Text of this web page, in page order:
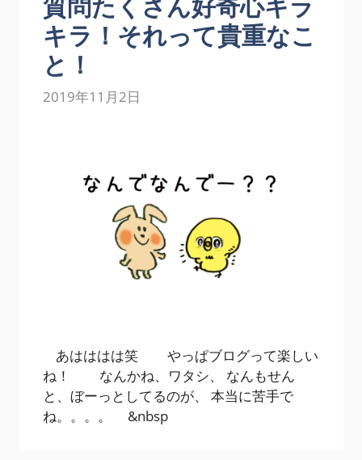
キラ！それって貴重なこ
と！
2019年11月2日
あはははは笑 やっぱブログって楽しい
ね！ なんかね、ワタシ、 なんもせん
と、ぼーっとしてるのが、 本当に苦手で
ね。。。。 &nbsp